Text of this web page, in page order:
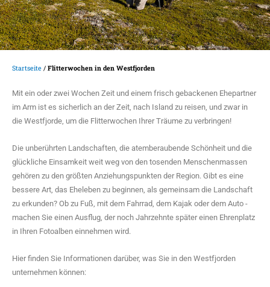
Startseite / Flitterwochen in den Westfjorden
Mit ein oder zwei Wochen Zeit und einem frisch gebackenen Ehepartner
im Arm ist es sicherlich an der Zeit, nach Island zu reisen, und zwar in
die Westfjorde, um die Flitterwochen Ihrer Träume zu verbringen!
Die unberührten Landschaften, die atemberaubende Schönheit und die
glückliche Einsamkeit weit weg von den tosenden Menschenmassen
gehören zu den größten Anziehungspunkten der Region. Gibt es eine
bessere Art, das Eheleben zu beginnen, als gemeinsam die Landschaft
zu erkunden? Ob zu Fuß, mit dem Fahrrad, dem Kajak oder dem Auto -
machen Sie einen Ausflug, der noch Jahrzehnte später einen Ehrenplatz
in Ihren Fotoalben einnehmen wird.
Hier finden Sie Informationen darüber, was Sie in den Westfjorden
unternehmen können: